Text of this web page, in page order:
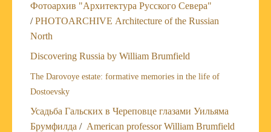
Фотоархив "Архитектура Русского Севера"
/PHOTOARCHIVE Architecture of the Russian
North
Discovering Russia by William Brumfield
The Darovoye estate: formative memories in the life of
Dostoevsky
Усадьба Гальских в Череповце глазами Уильяма
Брумфилда / American professor William Brumfield